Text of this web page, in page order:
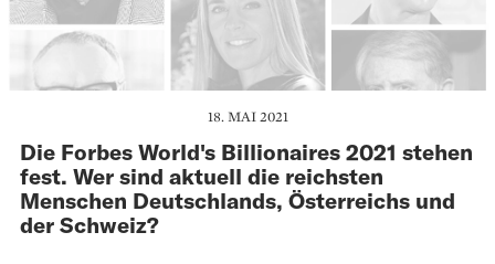
18. MAI 2021
Die Forbes World's Billionaires 2021 stehen
fest. Wer sind aktuell die reichsten
Menschen Deutschlands, Österreichs und
der Schweiz?